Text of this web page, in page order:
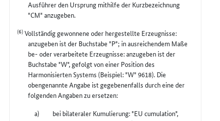
Ausführer den Ursprung mithilfe der Kurzbezeichnung
"CM" anzugeben.
(6)Vollständig gewonnene oder hergestellte Erzeugnisse:
anzugeben ist der Buchstabe "P"; in ausreichendem Maße
be- oder verarbeitete Erzeugnisse: anzugeben ist der
Buchstabe "W", gefolgt von einer Position des
Harmonisierten Systems (Beispiel: "W" 9618). Die
obengenannte Angabe ist gegebenenfalls durch eine der
folgenden Angaben zu ersetzen:
bei bilateraler Kumulierung: "EU cumulation",